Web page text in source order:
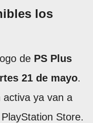
los
de PS Plus
21 de mayo.
activa ya van a
Store.